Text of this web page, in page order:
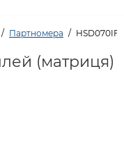
Партномера
(матриця)